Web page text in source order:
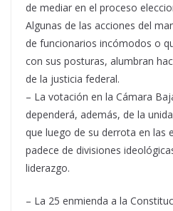
de mediar en el proceso
Algunas de las acciones del
de funcionarios incómodos o
con sus posturas, alumbran
de la justicia federal.
– La votación en la Cámara
dependerá, además, de la
que luego de su derrota en las
padece de divisiones
liderazgo.
– La 25 enmienda a la